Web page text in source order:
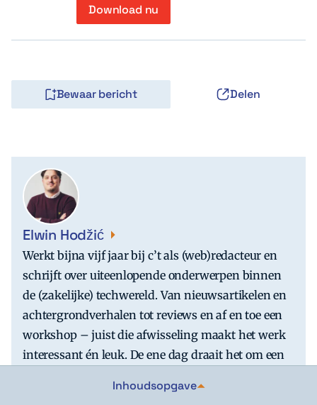
Download nu
Bewaar bericht Delen
Elwin Hodžić
Werkt bijna vijf jaar bij c’t als (web)redacteur en
schrijft over uiteenlopende onderwerpen binnen
de (zakelijke) techwereld. Van nieuwsartikelen en
achtergrondverhalen tot reviews en af en toe een
workshop – juist die afwisseling maakt het werk
interessant én leuk. De ene dag draait het om een
onderwerp dat wat meer uitzoekwerk vraagt, en
Inhoudsopgave